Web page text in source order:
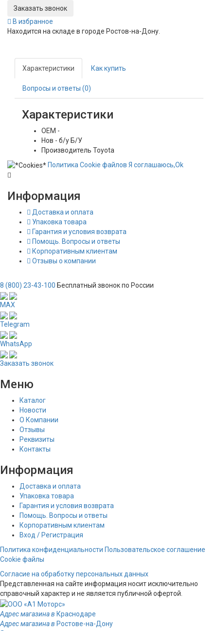
Заказать звонок
В избранное
Находится на складе в городе Ростов-на-Дону
Характеристики Как купить
Вопросы и ответы (0)
Характеристики
OEM -
Нов - б/у Б/У
Производитель Toyota
Политика Сookie файлов Я соглашаюсь,Ok
Информация
Доставка и оплата
Упаковка товара
Гарантия и условия возврата
Помощь. Вопросы и ответы
Корпоративным клиентам
Отзывы о компании
8 (800) 23-43-100 Бесплатный звонок по России
MAX
Telegram
WhatsApp
Заказать звонок
Меню
Каталог
Новости
О Компании
Отзывы
Реквизиты
Контакты
Информация
Доставка и оплата
Упаковка товара
Гарантия и условия возврата
Помощь. Вопросы и ответы
Корпоративным клиентам
Вход / Регистрация
Политика конфиденциальности Пользовательское соглашение
Cookie файлы
Согласие на обработку персональных данных
Представленная на сайте информация носит исключительно
справочный характер и не является публичной офертой.
Адрес магазина в Краснодаре
Адрес магазина в Ростове-на-Дону